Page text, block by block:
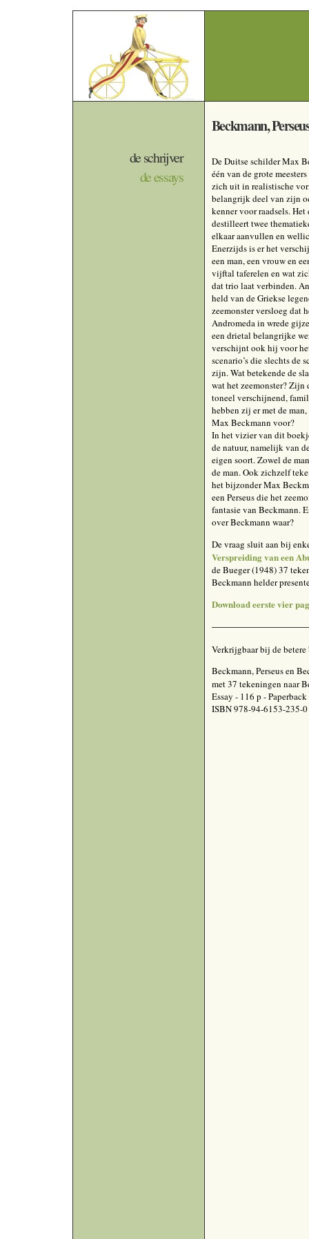
de schrijver
de essays
Beckmann,
De Duitse schilder Max
één van de grote
zich uit in realistische
belangrijk deel van zijn
kenner voor raadsels.
destilleert twee
elkaar aanvullen en
Enerzijds is er het
een man, een vrouw en
vijftal taferelen en wat
dat trio laat verbinden.
held van de Griekse
zeemonster versloeg dat
Andromeda in wrede
een drietal belangrijke
verschijnt ook hij voor
scenario’s die slechts de
zijn. Wat betekende de
wat het zeemonster? Zijn
toneel verschijnend,
hebben zij er met de
Max Beckmann voor?
In het vizier van dit
de natuur, namelijk van
eigen soort. Zowel de
de man. Ook zichzelf
het bijzonder Max
een Perseus die het
fantasie van Beckmann.
over Beckmann waar?
De vraag sluit aan bij
Verspreiding van een
de Bueger (1948) 37
Beckmann helder
Download eerste vier
Verkrijgbaar bij de
Beckmann, Perseus en
met 37 tekeningen naar
Essay - 116 p -
ISBN 978-94-6153-235-0